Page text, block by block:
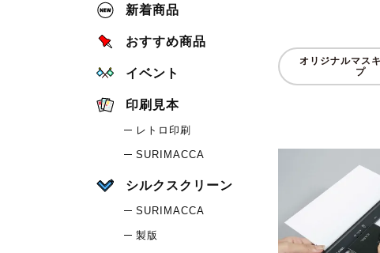
オリジナルマス
プ
新着商品
おすすめ商品
イベント
印刷見本
レトロ印刷
SURIMACCA
シルクスクリーン
SURIMACCA
製版